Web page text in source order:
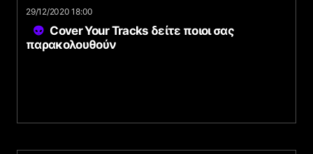
29/12/2020 18:00
Cover Your Tracks δείτε ποιοι σας
παρακολουθούν